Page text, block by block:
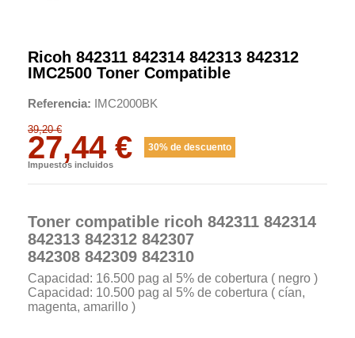
Ricoh 842311 842314 842313 842312
IMC2500 Toner Compatible
Referencia IMC2000BK
39,20 €
27,44 € 30% de descuento
Impuestos incluidos
Toner compatible ricoh 842311 842314
842313 842312 842307
842308 842309 842310
Capacidad: 16.500 pag al 5% de cobertura ( negro )
Capacidad: 10.500 pag al 5% de cobertura ( cían,
magenta, amarillo )